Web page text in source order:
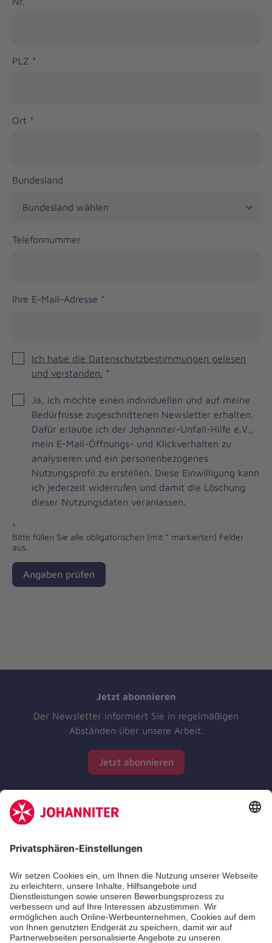
PLZ *
Ort *
Bundesland
Telefonnummer
Ihre E-Mail-Adresse *
Ich habe die Datenschutzbestimmungen gelesen
und verstanden. *
Brevo
Newsletter
Checkbox
Ja, ich möchte einen individuellen und auf meine
Bedürfnisse zugeschnittenen Newsletter erhalten.
Dafür erlaube ich der Johanniter-Unfall-Hilfe e.V.,
mein E-Mail-Öffnungs- und Klickverhalten zu
analysieren und ein personenbezogenes
Nutzungsprofil zu erstellen. Diese Einwilligung kann
ich jederzeit widerrufen und damit die Löschung
dieser Nutzungsdaten veranlassen.
*
Bitte füllen Sie alle obligatorischen (mit * markierten) Felder
aus.
Angaben prüfen
Jetzt abonnieren
Der Newsletter informiert Sie in regelmäßigen
Abständen über unsere Arbeit.
Jetzt abonnieren
Zertifizierung der Johanniter-Unfall-Hilfe e.V.
Die Johanniter GmbH führt das Spendenzertifikat
des Deutschen Spendenrats e.V.